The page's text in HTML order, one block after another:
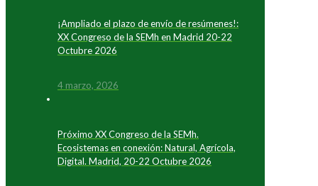
¡Ampliado el plazo de envío de resúmenes!:
XX Congreso de la SEMh en Madrid 20-22
Octubre 2026
4 marzo, 2026
Próximo XX Congreso de la SEMh.
Ecosistemas en conexión: Natural, Agrícola,
Digital. Madrid, 20-22 Octubre 2026